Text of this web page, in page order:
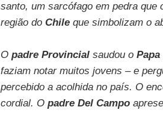
santo, um sarcófago em pedra
região do Chileque simbolizam o
O padre Provincialsaudou o Papa
faziam notar muitos jovens – e
percebido a acolhida no país. O
cordial. O padre Del Campo